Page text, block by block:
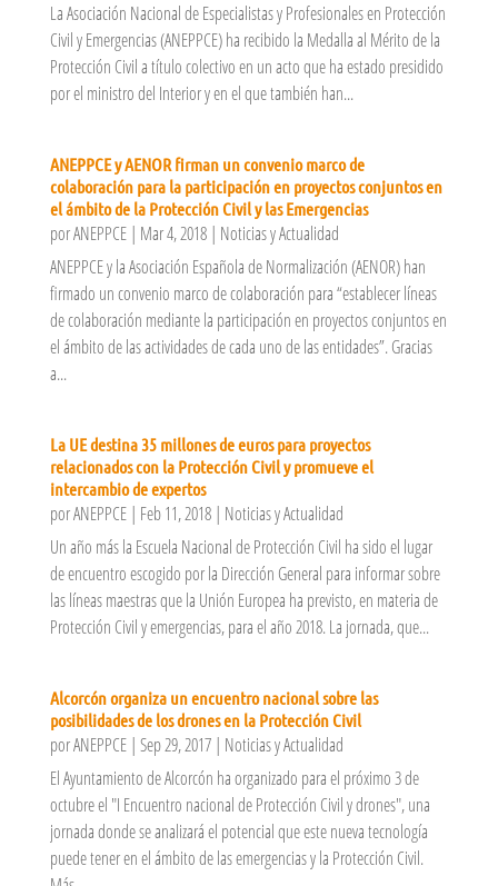
La Asociación Nacional de Especialistas y Profesionales en Protección
Civil y Emergencias (ANEPPCE) ha recibido la Medalla al Mérito de la
Protección Civil a título colectivo en un acto que ha estado presidido
por el ministro del Interior y en el que también han...
ANEPPCE y AENOR firman un convenio marco de
colaboración para la participación en proyectos conjuntos en
el ámbito de la Protección Civil y las Emergencias
porANEPPCE| Mar 4, 2018| Noticias y Actualidad
ANEPPCE y la Asociación Española de Normalización (AENOR) han
firmado un convenio marco de colaboración para “establecer líneas
de colaboración mediante la participación en proyectos conjuntos en
el ámbito de las actividades de cada uno de las entidades”. Gracias
a...
La UE destina 35 millones de euros para proyectos
relacionados con la Protección Civil y promueve el
intercambio de expertos
porANEPPCE| Feb 11, 2018| Noticias y Actualidad
Un año más la Escuela Nacional de Protección Civil ha sido el lugar
de encuentro escogido por la Dirección General para informar sobre
las líneas maestras que la Unión Europea ha previsto, en materia de
Protección Civil y emergencias, para el año 2018. La jornada, que...
Alcorcón organiza un encuentro nacional sobre las
posibilidades de los drones en la Protección Civil
porANEPPCE| Sep 29, 2017| Noticias y Actualidad
El Ayuntamiento de Alcorcón ha organizado para el próximo 3 de
octubre el "I Encuentro nacional de Protección Civil y drones", una
jornada donde se analizará el potencial que este nueva tecnología
puede tener en el ámbito de las emergencias y la Protección Civil.